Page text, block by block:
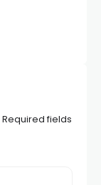
Required fields